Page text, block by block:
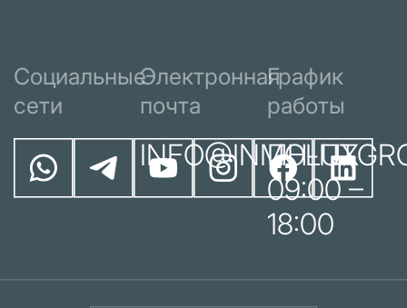
Социальные
сети
Электронная
почта
График
работы
ПН-ПТ
09:00 –
18:00